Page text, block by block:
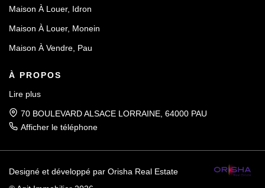
Maison À Louer, Idron
Maison À Louer, Monein
Maison À Vendre, Pau
À PROPOS
Lire plus
70 BOULEVARD ALSACE LORRAINE, 64000 PAU
Afficher le téléphone
Designé et développé par Orisha Real Estate